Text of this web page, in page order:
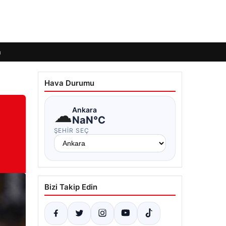
Hava Durumu
☁Ankara
NaN°C
ŞEHIR SEÇ
Bizi Takip Edin